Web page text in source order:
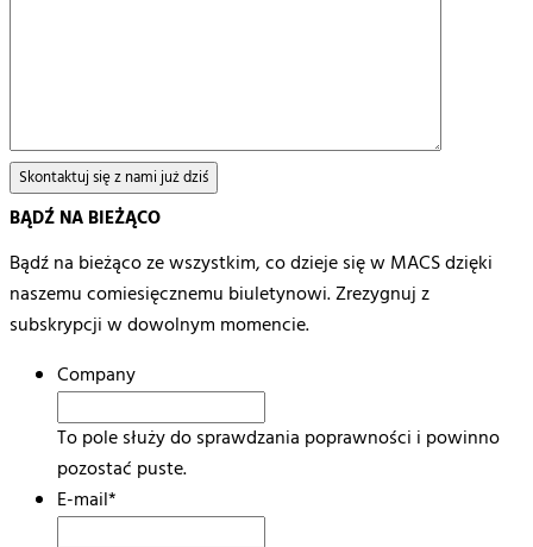
BĄDŹ NA BIEŻĄCO
Bądź na bieżąco ze wszystkim, co dzieje się w MACS dzięki
naszemu comiesięcznemu biuletynowi. Zrezygnuj z
subskrypcji w dowolnym momencie.
Company
To pole służy do sprawdzania poprawności i powinno
pozostać puste.
E-mail*